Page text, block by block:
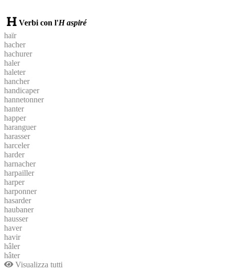
Verbi con l'H aspiré
haïr
hacher
hachurer
haler
haleter
hancher
handicaper
hannetonner
hanter
happer
haranguer
harasser
harceler
harder
harnacher
harpailler
harper
harponner
hasarder
haubaner
hausser
haver
havir
hâler
hâter
Visualizza tutti